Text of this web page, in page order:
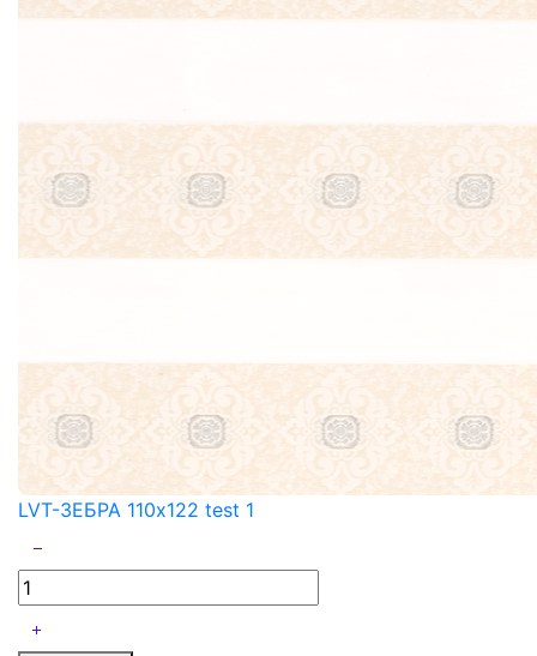
LVT-ЗЕБРА 110x122 test 1